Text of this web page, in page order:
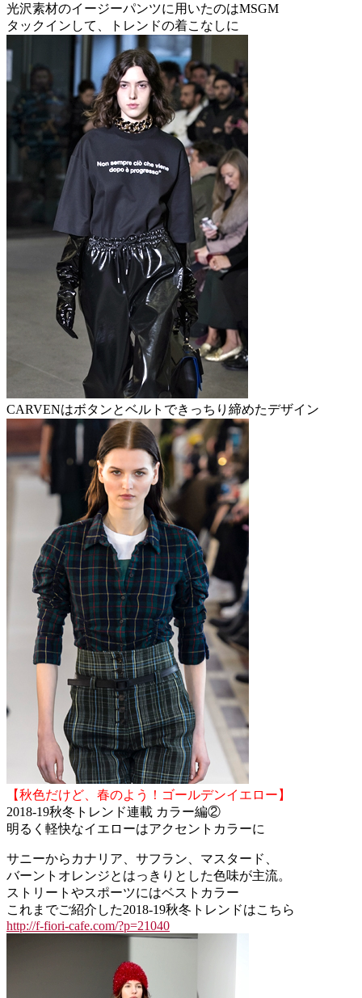
光沢素材のイージーパンツに用いたのはMSGM
タックインして、トレンドの着こなしに
CARVENはボタンとベルトできっちり締めたデザイン
【秋色だけど、春のよう！ゴールデンイエロー】
2018-19秋冬トレンド連載 カラー編②
明るく軽快なイエローはアクセントカラーに
サニーからカナリア、サフラン、マスタード、
バーントオレンジとはっきりとした色味が主流。
ストリートやスポーツにはベストカラー
これまでご紹介した2018-19秋冬トレンドはこちら
http://f-fiori-cafe.com/?p=21040